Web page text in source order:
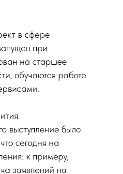
в сфере
при
на старшее
обучаются работе
выступление было
сегодня на
к примеру,
заявлений на